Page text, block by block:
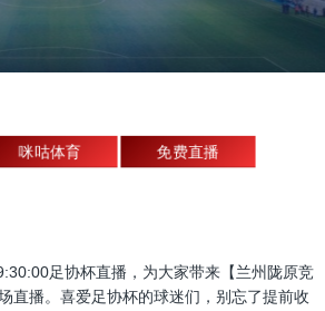
咪咕体育 免费直播
足协杯直播，为大家带来【兰州陇原竞
直播。喜爱足协杯的球迷们，别忘了提前收